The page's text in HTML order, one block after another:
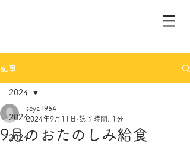
記事
2024
2024
2024
9月のおたのしみ給食
seya1954
2024年9月11日 読了時間: 1分